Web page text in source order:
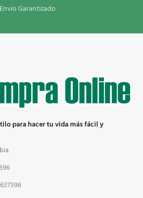
Garantizado
para hacer tu vida más fácil y